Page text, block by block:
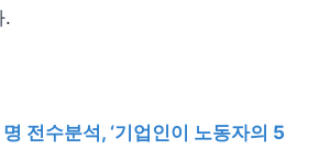
.
전수분석, ‘기업인이 노동자의 5